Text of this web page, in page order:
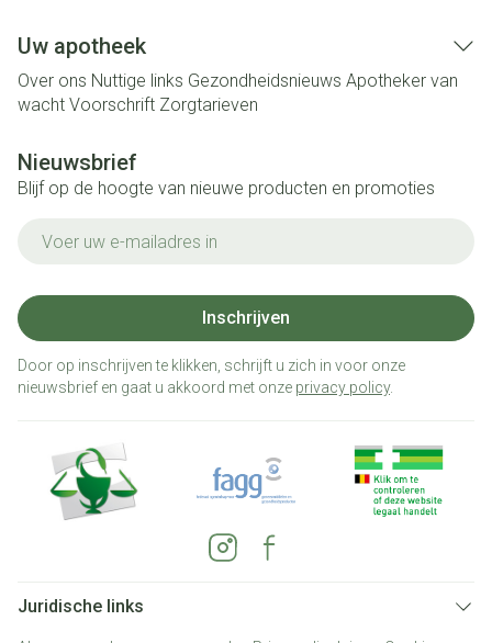
Uw apotheek
Over ons Nuttige links Gezondheidsnieuws Apotheker van
wacht Voorschrift Zorgtarieven
Nieuwsbrief
Blijf op de hoogte van nieuwe producten en promoties
Inschrijven
Door op inschrijven te klikken, schrijft u zich in voor onze
nieuwsbrief en gaat u akkoord met onze privacy policy.
Juridische links